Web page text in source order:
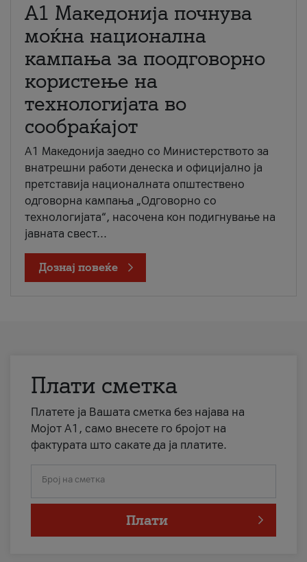
A1 Македонија почнува
моќна национална
кампања за поодговорно
користење на
технологијата во
сообраќајот
A1 Македонија заедно со Министерството за
внатрешни работи денеска и официјално ја
претставија националната општествено
одговорна кампања „Одговорно со
технологијата“, насочена кон подигнување на
јавната свест...
Дознај повеќе
Плати сметка
Платете ја Вашата сметка без најава на
Мојот А1, само внесете го бројот на
фактурата што сакате да ја платите.
Број на сметка
Плати